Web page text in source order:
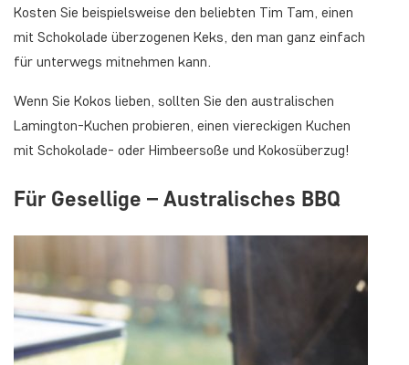
Kosten Sie beispielsweise den beliebten Tim Tam, einen
mit Schokolade überzogenen Keks, den man ganz einfach
für unterwegs mitnehmen kann.
Wenn Sie Kokos lieben, sollten Sie den australischen
Lamington-Kuchen probieren, einen viereckigen Kuchen
mit Schokolade- oder Himbeersoße und Kokosüberzug!
Für Gesellige – Australisches BBQ